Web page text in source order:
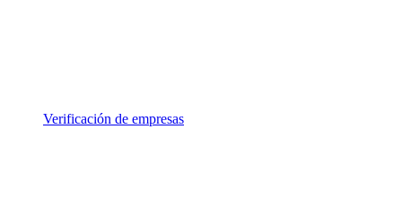
Verificación de empresas